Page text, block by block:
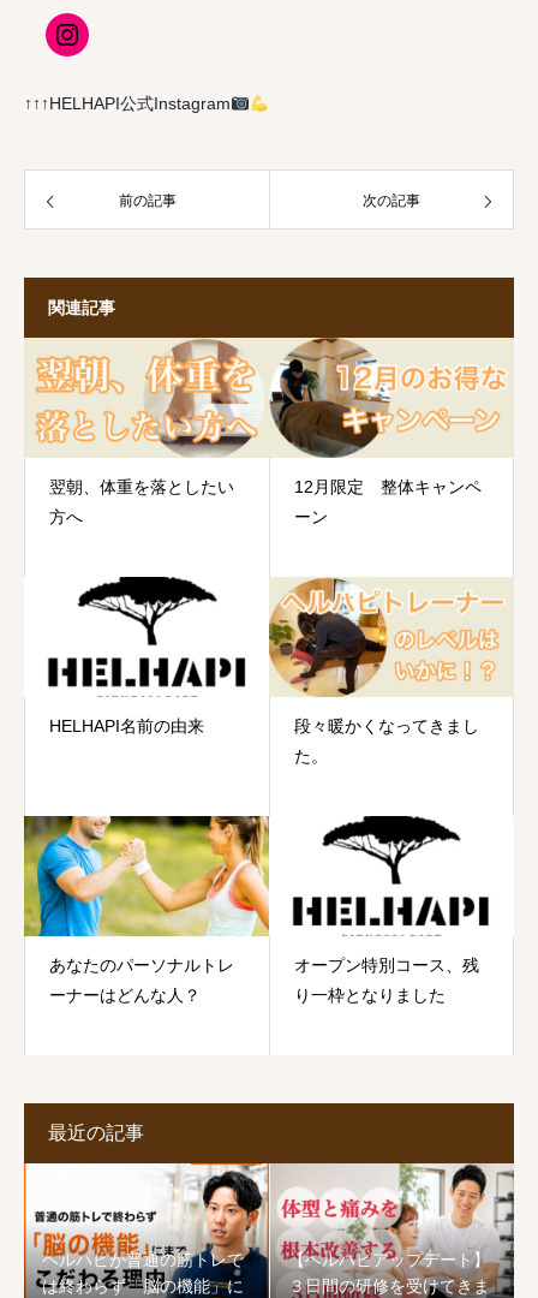
↑↑↑HELHAPI公式Instagram
前の記事 次の記事
関連記事
翌朝、体重を落としたい
方へ
12月限定 整体キャンペ
ーン
HELHAPI名前の由来
段々暖かくなってきまし
た。
あなたのパーソナルトレ
ーナーはどんな人？
オープン特別コース、残
り一枠となりました
最近の記事
ヘルハピが普通の筋トレで
は終わらず「脳の機能」に
【ヘルハピアップデート】
３日間の研修を受けてきま